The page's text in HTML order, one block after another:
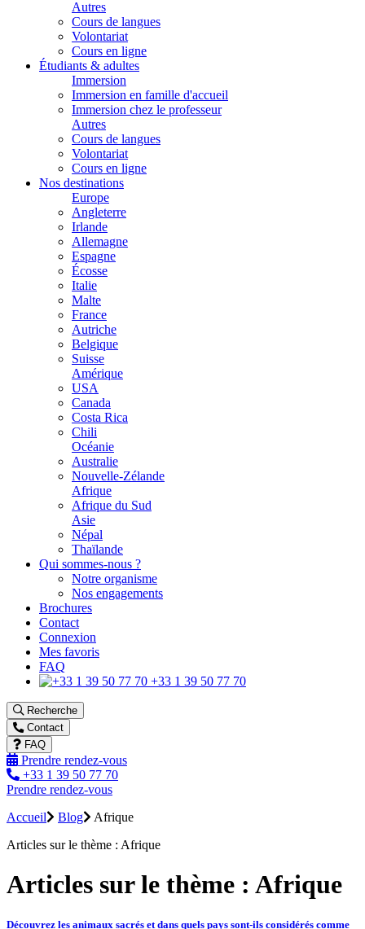
Autres
Cours de langues
Volontariat
Cours en ligne
Étudiants & adultes
Immersion
Immersion en famille d'accueil
Immersion chez le professeur
Autres
Cours de langues
Volontariat
Cours en ligne
Nos destinations
Europe
Angleterre
Irlande
Allemagne
Espagne
Écosse
Italie
Malte
France
Autriche
Belgique
Suisse
Amérique
USA
Canada
Costa Rica
Chili
Océanie
Australie
Nouvelle-Zélande
Afrique
Afrique du Sud
Asie
Népal
Thaïlande
Qui sommes-nous ?
Notre organisme
Nos engagements
Brochures
Contact
Connexion
Mes favoris
FAQ
+33 1 39 50 77 70
Recherche
Contact
FAQ
Prendre rendez-vous
+33 1 39 50 77 70
Prendre rendez-vous
Accueil
Blog
Afrique
Articles sur le thème : Afrique
Articles sur le thème : Afrique
Découvrez les animaux sacrés et dans quels pays sont-ils considérés comme